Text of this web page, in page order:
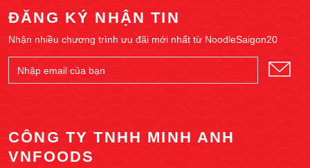
ĐĂNG KÝ NHẬN TIN
Nhận nhiều chương trình ưu đãi mới nhất từ NoodleSaigon20
CÔNG TY TNHH MINH ANH
VNFOODS